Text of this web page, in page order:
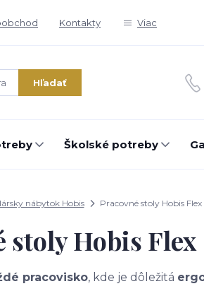
Kontakty Viac
Hľadať
Školské potreby
nábytok Hobis Pracovné stoly Hobis Flex
stoly Hobis Flex
pracovisko, kde je dôležitá